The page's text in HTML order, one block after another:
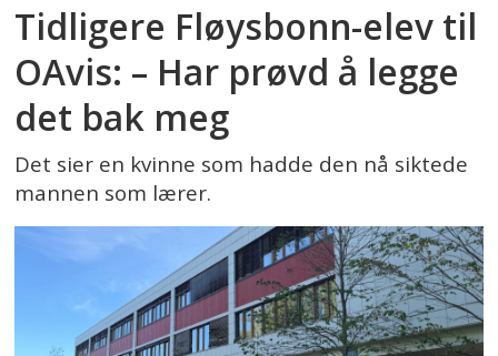
Tidligere Fløysbonn-elev til
OAvis: – Har prøvd å legge
det bak meg
Det sier en kvinne som hadde den nå siktede
mannen som lærer.